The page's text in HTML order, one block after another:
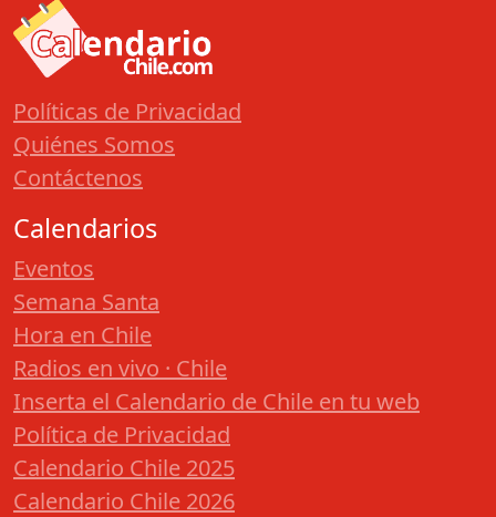
Políticas de Privacidad
Quiénes Somos
Contáctenos
Calendarios
Eventos
Semana Santa
Hora en Chile
Radios en vivo · Chile
Inserta el Calendario de Chile en tu web
Política de Privacidad
Calendario Chile 2025
Calendario Chile 2026